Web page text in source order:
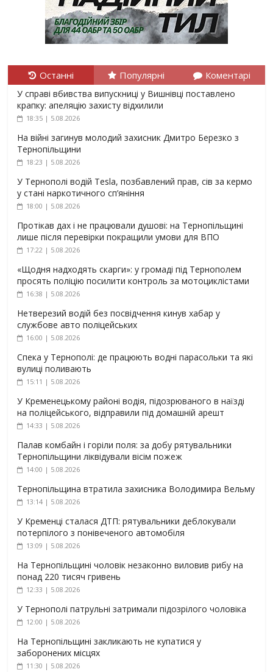
Останні Популярні Коментарі
У справі вбивства випускниці у Вишнівці поставлено
крапку: апеляцію захисту відхилили
18:35 | 5.08.2026
На війні загинув молодий захисник Дмитро Березко з
Тернопільщини
18:23 | 5.08.2026
У Тернополі водій Tesla, позбавлений прав, сів за кермо
у стані наркотичного сп’яніння
18:00 | 5.08.2026
Протікав дах і не працювали душові: на Тернопільщині
лише після перевірки покращили умови для ВПО
17:22 | 5.08.2026
«Щодня надходять скарги»: у громаді під Тернополем
просять поліцію посилити контроль за мотоциклістами
16:38 | 5.08.2026
Нетверезий водій без посвідчення кинув хабар у
службове авто поліцейських
16:00 | 5.08.2026
Спека у Тернополі: де працюють водні парасольки та які
вулиці поливають
15:11 | 5.08.2026
У Кременецькому районі водія, підозрюваного в наїзді
на поліцейського, відправили під домашній арешт
14:33 | 5.08.2026
Палав комбайн і горіли поля: за добу рятувальники
Тернопільщини ліквідували вісім пожеж
14:00 | 5.08.2026
Тернопільщина втратила захисника Володимира Вельму
13:14 | 5.08.2026
У Кременці сталася ДТП: рятувальники деблокували
потерпілого з понівеченого автомобіля
13:09 | 5.08.2026
На Тернопільщині чоловік незаконно виловив рибу на
понад 220 тисяч гривень
12:33 | 5.08.2026
У Тернополі патрульні затримали підозрілого чоловіка
12:00 | 5.08.2026
На Тернопільщині закликають не купатися у
заборонених місцях
11:30 | 5.08.2026